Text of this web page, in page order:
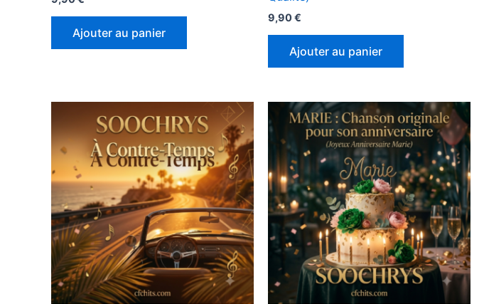
Ajouter au panier
9,90€
Ajouter au panier